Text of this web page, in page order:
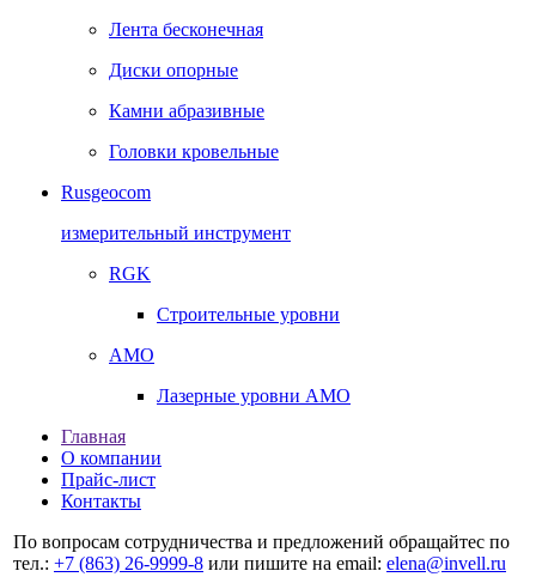
Лента бесконечная
Диски опорные
Камни абразивные
Головки кровельные
Rusgeocom
измерительный инструмент
RGK
Строительные уровни
AMO
Лазерные уровни AMO
Главная
О компании
Прайс-лист
Контакты
По вопросам сотрудничества и предложений обращайтес по
тел.: +7 (863) 26‐9999‐8 или пишите на email: elena@invell.ru